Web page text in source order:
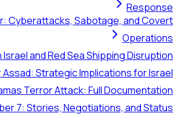
Response
Cyberattacks, Sabotage, and Covert
Operations
and Red Sea Shipping Disruption
Assad: Strategic Implications for Israel
Terror Attack: Full Documentation
7: Stories, Negotiations, and Status